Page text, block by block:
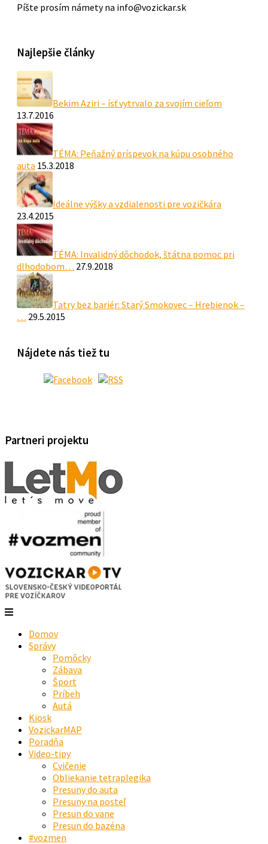
Píšte prosím námety na info@vozickar.sk
Najlepšie články
Bekim Aziri – ísť vytrvalo za svojím cieľom
13.7.2016
TÉMA: Peňažný príspevok na kúpu osobného
auta 15.3.2018
Ideálne výšky a vzdialenosti pre vozičkára
23.4.2015
TÉMA: Invalidný dôchodok, štátna pomoc pri
dlhodobom… 27.9.2018
Tatry bez bariér: Starý Smokovec – Hrebienok –
… 29.5.2015
Nájdete nás tiež tu
Partneri projektu
Domov
Správy
Pomôcky
Zábava
Šport
Príbeh
Autá
Kiosk
VozickarMAP
Poradňa
Video-tipy
Cvičenie
Obliekanie tetraplegika
Presuny do auta
Presuny na posteľ
Presun do vane
Presun do bazéna
#vozmen